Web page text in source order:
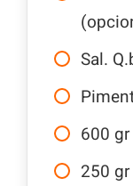
Sal.
600 gr
250 gr